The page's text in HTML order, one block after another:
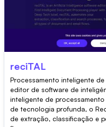
reciTAL
Processamento inteligente
editor de software de
inteligente de
de tecnologia profunda, o
de extração, classificação e